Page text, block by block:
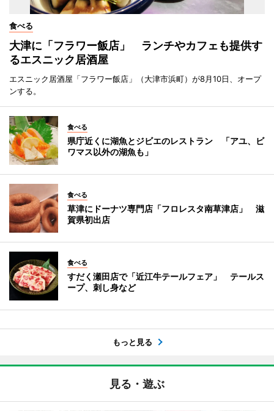
食べる
大津に「フラワー飯店」 ランチやカフェも提供す
るエスニック居酒屋
エスニック居酒屋「フラワー飯店」（大津市浜町）が8月10日、オープ
ンする。
食べる
県庁近くに湖魚とジビエのレストラン 「アユ、ビ
ワマス以外の湖魚も」
食べる
草津にドーナツ専門店「フロレスタ南草津店」 滋
賀県初出店
食べる
すだく瀬田店で「近江牛テールフェア」 テールス
ープ、刺し身など
もっと見る
見る・遊ぶ